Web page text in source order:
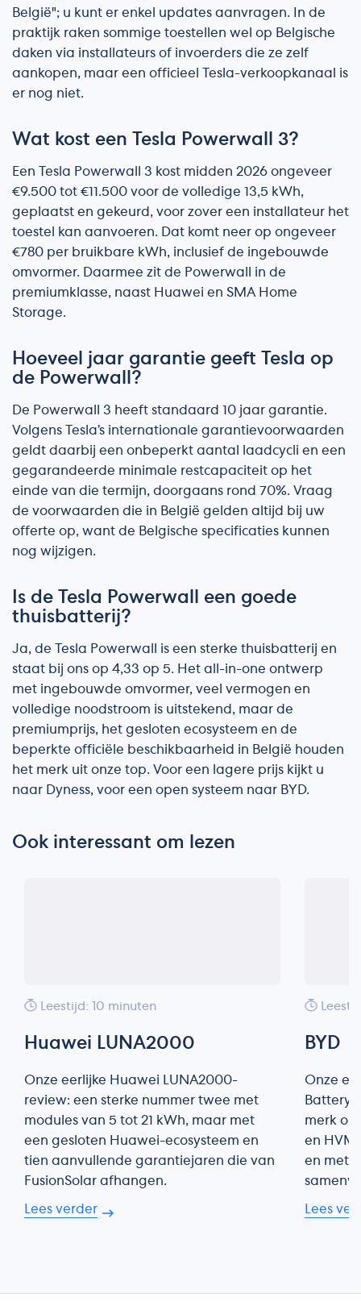
België"; u kunt er enkel updates aanvragen. In de
praktijk raken sommige toestellen wel op Belgische
daken via installateurs of invoerders die ze zelf
aankopen, maar een officieel Tesla-verkoopkanaal is
er nog niet.
Wat kost een Tesla Powerwall 3?
Een Tesla Powerwall 3 kost midden 2026 ongeveer
€9.500 tot €11.500 voor de volledige 13,5 kWh,
geplaatst en gekeurd, voor zover een installateur het
toestel kan aanvoeren. Dat komt neer op ongeveer
€780 per bruikbare kWh, inclusief de ingebouwde
omvormer. Daarmee zit de Powerwall in de
premiumklasse, naast Huawei en SMA Home
Storage.
Hoeveel jaar garantie geeft Tesla op
de Powerwall?
De Powerwall 3 heeft standaard 10 jaar garantie.
Volgens Tesla’s internationale garantievoorwaarden
geldt daarbij een onbeperkt aantal laadcycli en een
gegarandeerde minimale restcapaciteit op het
einde van die termijn, doorgaans rond 70%. Vraag
de voorwaarden die in België gelden altijd bij uw
offerte op, want de Belgische specificaties kunnen
nog wijzigen.
Is de Tesla Powerwall een goede
thuisbatterij?
Ja, de Tesla Powerwall is een sterke thuisbatterij en
staat bij ons op 4,33 op 5. Het all-in-one ontwerp
met ingebouwde omvormer, veel vermogen en
volledige noodstroom is uitstekend, maar de
premiumprijs, het gesloten ecosysteem en de
beperkte officiële beschikbaarheid in België houden
het merk uit onze top. Voor een lagere prijs kijkt u
naar Dyness, voor een open systeem naar BYD.
Ook interessant om lezen
Leestijd: 10 minuten
Huawei LUNA2000
Onze eerlijke Huawei LUNA2000-
review: een sterke nummer twee met
modules van 5 tot 21 kWh, maar met
een gesloten Huawei-ecosysteem en
tien aanvullende garantiejaren die van
FusionSolar afhangen.
Lees verder
BYD
Onze
Battery-
merk
en
en met
Lees